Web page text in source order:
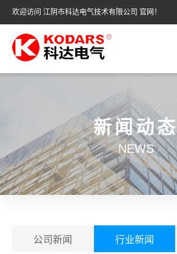
欢迎访问 江阴市科达电气技术有限公司 官网！
新闻动态
NEWS
公司新闻 行业新闻